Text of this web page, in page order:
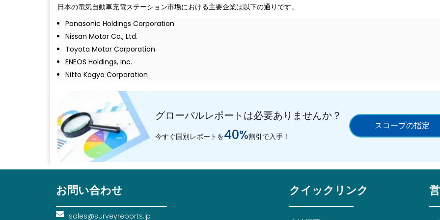
日本の電気自動車充電ステーション市場における主要企業は以下の通りです。
Panasonic Holdings Corporation
Nissan Motor Co., Ltd.
Toyota Motor Corporation
ENEOS Holdings, Inc.
Nitto Kogyo Corporation
グローバルレポートは必要ありませんか？
今すぐ国別レポートを40%割引で入手！
スコープの指定
お問い合わせ
sales@surveyreports.jp
クイックリンク